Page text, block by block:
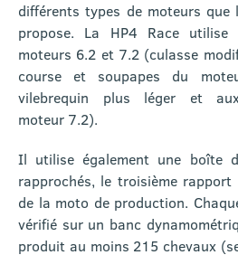
différents types de moteurs que
propose. La HP4 Race utilise
moteurs 6.2 et 7.2 (culasse
course et soupapes du
vilebrequin plus léger et
moteur 7.2).
Il utilise également une boîte
rapprochés, le troisième
de la moto de production.
vérifié sur un banc
produit au moins 215 chevaux